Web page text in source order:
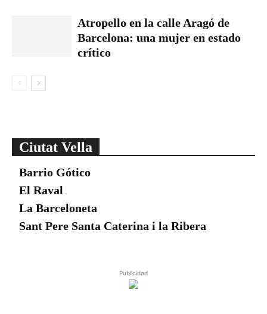
Atropello en la calle Aragó de
Barcelona: una mujer en estado
crítico
Ciutat Vella
Barrio Gótico
El Raval
La Barceloneta
Sant Pere Santa Caterina i la Ribera
Publicidad